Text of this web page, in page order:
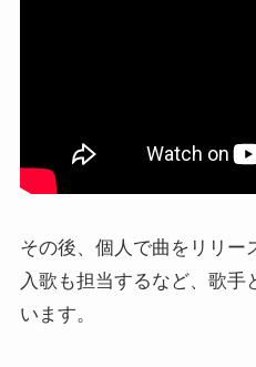
その後、個人で曲をリリー
入歌も担当するなど、歌手
います。